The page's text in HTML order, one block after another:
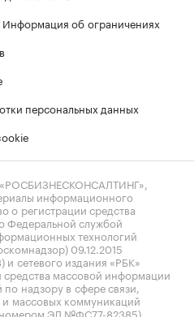
Информация об ограничениях
персональных данных
информационного
о регистрации средства
Федеральной службой
технологий
09.12.2015
сетевого издания «РБК»
средства массовой информации
надзору в сфере связи,
массовых коммуникаций
номером ЭЛ №ФС77-82385)